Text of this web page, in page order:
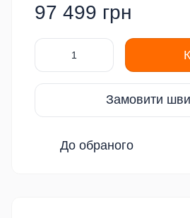
97 499 грн
Замовити
До обраного